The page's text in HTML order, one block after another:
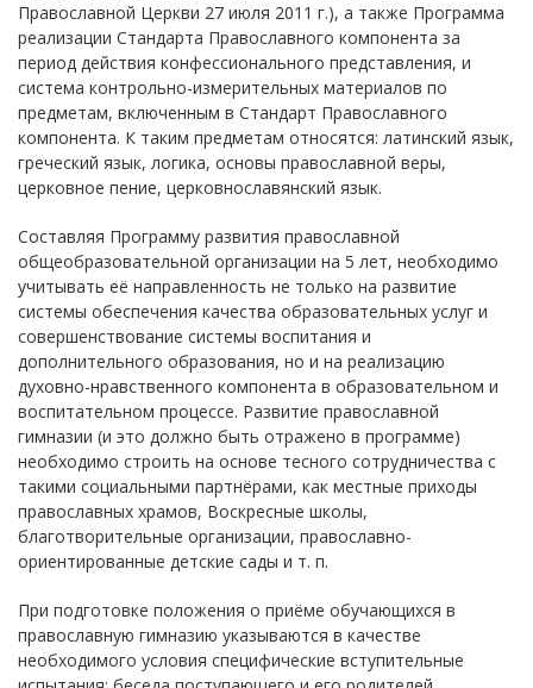
Православной Церкви 27 июля 2011 г.), а также Программа
реализации Стандарта Православного компонента за
период действия конфессионального представления, и
система контрольно-измерительных материалов по
предметам, включенным в Стандарт Православного
компонента. К таким предметам относятся: латинский язык,
греческий язык, логика, основы православной веры,
церковное пение, церковнославянский язык.
Составляя Программу развития православной
общеобразовательной организации на 5 лет, необходимо
учитывать её направленность не только на развитие
системы обеспечения качества образовательных услуг и
совершенствование системы воспитания и
дополнительного образования, но и на реализацию
духовно-нравственного компонента в образовательном и
воспитательном процессе. Развитие православной
гимназии (и это должно быть отражено в программе)
необходимо строить на основе тесного сотрудничества с
такими социальными партнёрами, как местные приходы
православных храмов, Воскресные школы,
благотворительные организации, православно-
ориентированные детские сады и т. п.
При подготовке положения о приёме обучающихся в
православную гимназию указываются в качестве
необходимого условия специфические вступительные